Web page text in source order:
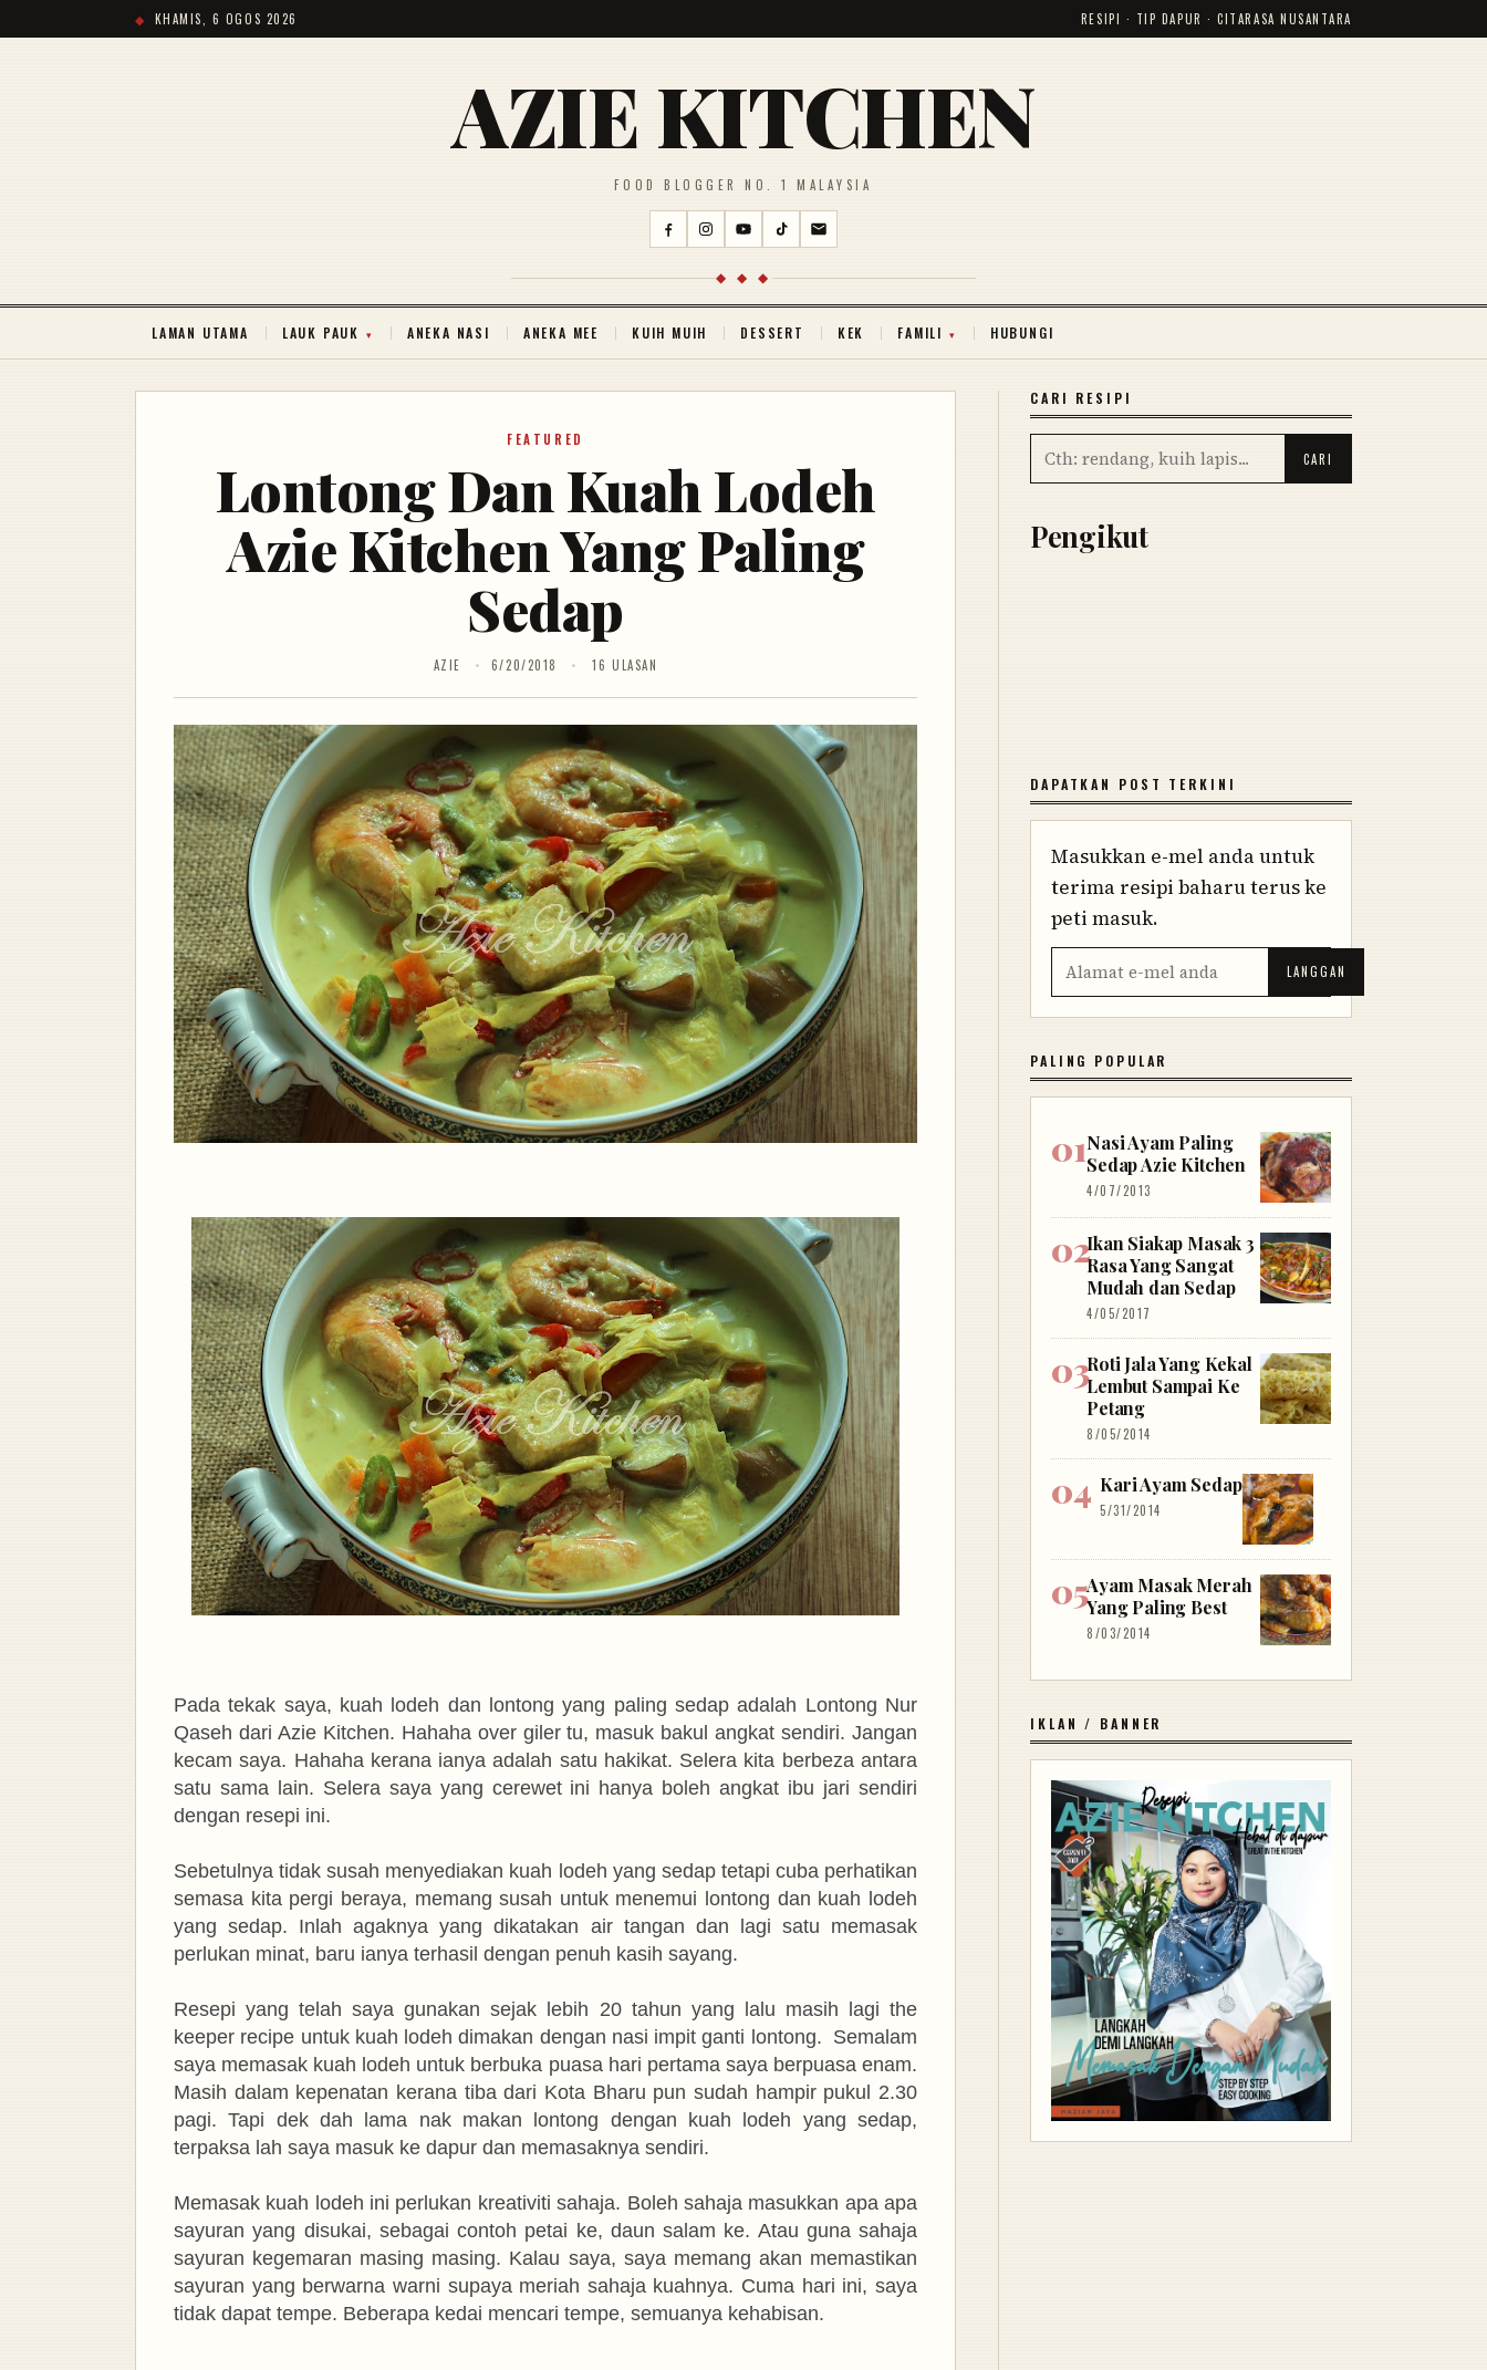
KHAMIS, 6 OGOS 2026 RESIPI · TIP DAPUR · CITARASA NUSANTARA
AZIE KITCHEN
FOOD BLOGGER NO. 1 MALAYSIA
◆ ◆ ◆
LAMAN UTAMA LAUK PAUK ANEKA NASI ANEKA MEE KUIH MUIH DESSERT KEK FAMILI HUBUNGI
FEATURED
Lontong Dan Kuah Lodeh
Azie Kitchen Yang Paling
Sedap
AZIE 6/20/2018 16 ULASAN
Pada tekak saya, kuah lodeh dan lontong yang paling sedap adalah Lontong Nur
Qaseh dari Azie Kitchen. Hahaha over giler tu, masuk bakul angkat sendiri. Jangan
kecam saya. Hahaha kerana ianya adalah satu hakikat. Selera kita berbeza antara
satu sama lain. Selera saya yang cerewet ini hanya boleh angkat ibu jari sendiri
dengan resepi ini.
Sebetulnya tidak susah menyediakan kuah lodeh yang sedap tetapi cuba perhatikan
semasa kita pergi beraya, memang susah untuk menemui lontong dan kuah lodeh
yang sedap. Inlah agaknya yang dikatakan air tangan dan lagi satu memasak
perlukan minat, baru ianya terhasil dengan penuh kasih sayang.
Resepi yang telah saya gunakan sejak lebih 20 tahun yang lalu masih lagi the
keeper recipe untuk kuah lodeh dimakan dengan nasi impit ganti lontong. Semalam
saya memasak kuah lodeh untuk berbuka puasa hari pertama saya berpuasa enam.
Masih dalam kepenatan kerana tiba dari Kota Bharu pun sudah hampir pukul 2.30
pagi. Tapi dek dah lama nak makan lontong dengan kuah lodeh yang sedap,
terpaksa lah saya masuk ke dapur dan memasaknya sendiri.
Memasak kuah lodeh ini perlukan kreativiti sahaja. Boleh sahaja masukkan apa apa
sayuran yang disukai, sebagai contoh petai ke, daun salam ke. Atau guna sahaja
sayuran kegemaran masing masing. Kalau saya, saya memang akan memastikan
sayuran yang berwarna warni supaya meriah sahaja kuahnya. Cuma hari ini, saya
tidak dapat tempe. Beberapa kedai mencari tempe, semuanya kehabisan.
CARI RESIPI
Pengikut
DAPATKAN POST TERKINI
Masukkan e-mel anda untuk
terima resipi baharu terus ke
peti masuk.
PALING POPULAR
Nasi Ayam Paling
Sedap Azie Kitchen
4/07/2013
Ikan Siakap Masak 3
Rasa Yang Sangat
Mudah dan Sedap
4/05/2017
Roti Jala Yang Kekal
Lembut Sampai Ke
Petang
8/05/2014
Kari Ayam Sedap
5/31/2014
Ayam Masak Merah
Yang Paling Best
8/03/2014
IKLAN / BANNER